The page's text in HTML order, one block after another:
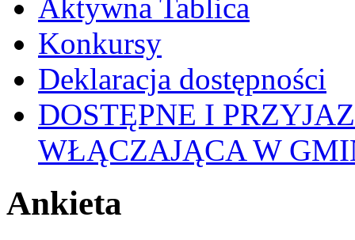
Aktywna Tablica
Konkursy
Deklaracja dostępności
DOSTĘPNE I
WŁĄCZAJĄCA W
Ankieta